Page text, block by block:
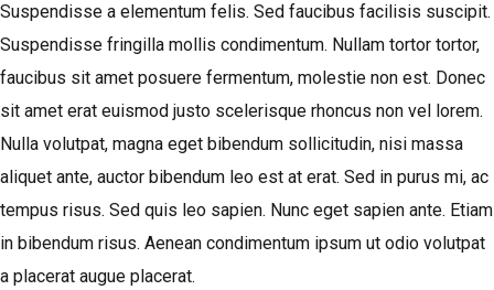
Log in
account,
it takes less than a minute.
Username
Suspendisse a elementum felis. Sed faucibus facilisis suscipit.
Suspendisse fringilla mollis condimentum. Nullam tortor tortor,
faucibus sit amet posuere fermentum, molestie non est. Donec
sit amet erat euismod justo scelerisque rhoncus non vel lorem.
Nulla volutpat, magna eget bibendum sollicitudin, nisi massa
aliquet ante, auctor bibendum leo est at erat. Sed in purus mi, ac
tempus risus. Sed quis leo sapien. Nunc eget sapien ante. Etiam
in bibendum risus. Aenean condimentum ipsum ut odio volutpat
a placerat augue placerat.